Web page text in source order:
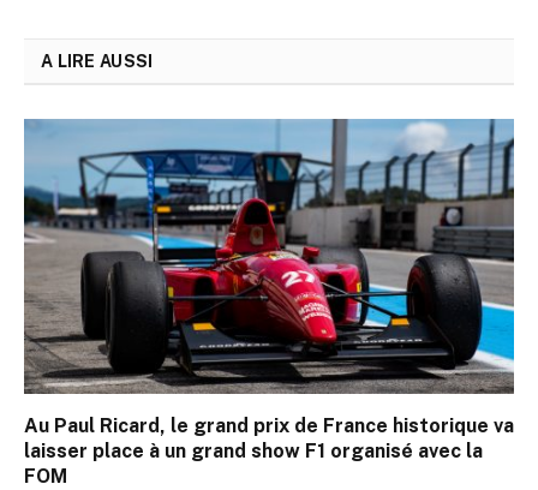
A LIRE AUSSI
Au Paul Ricard, le grand prix de France historique va
laisser place à un grand show F1 organisé avec la
FOM